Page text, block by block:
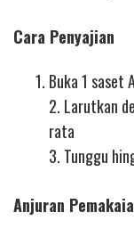
Cara Penyajian
Buka 1 saset
2. Larutkan
rata
3. Tunggu
Anjuran